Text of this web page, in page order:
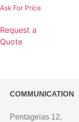
Ask For Price
Request a
Quote
COMMUNICATION
Pentageias 12,